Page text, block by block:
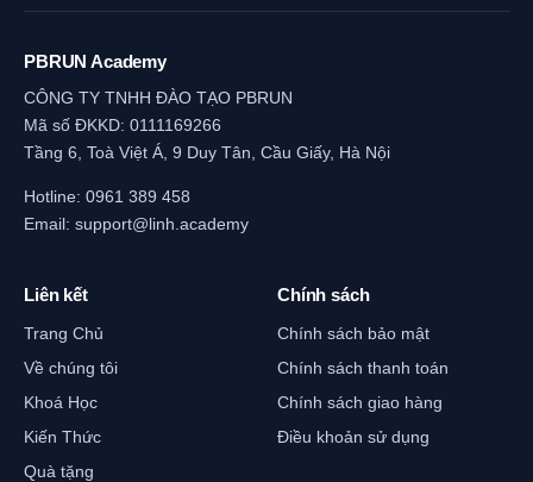
PBRUN Academy
CÔNG TY TNHH ĐÀO TẠO PBRUN
Mã số ĐKKD: 0111169266
Tầng 6, Toà Việt Á, 9 Duy Tân, Cầu Giấy, Hà Nội
Hotline: 0961 389 458
Email: support@linh.academy
Liên kết
Trang Chủ
Về chúng tôi
Khoá Học
Kiến Thức
Quà tặng
Chính sách
Chính sách bảo mật
Chính sách thanh toán
Chính sách giao hàng
Điều khoản sử dụng